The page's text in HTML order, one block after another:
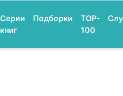
Серии
книг
Подборки
TOP-
100